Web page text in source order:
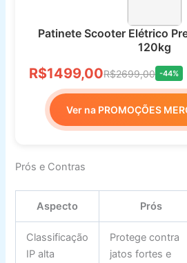
Patinete Scooter Elétrico
120kg
R$1499,00R$2699,00 -44%
Ver na PROMOÇÕES
Prós e Contras
Aspecto Prós
Classificação
IP alta
Protege contra
jatos fortes e